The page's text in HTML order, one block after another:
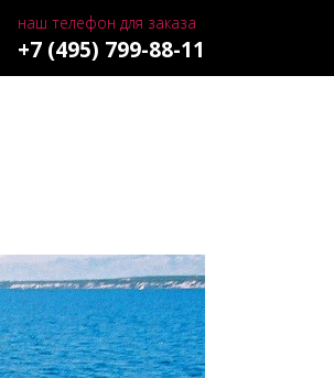
наш телефон для заказа
+7 (495) 799-88-11